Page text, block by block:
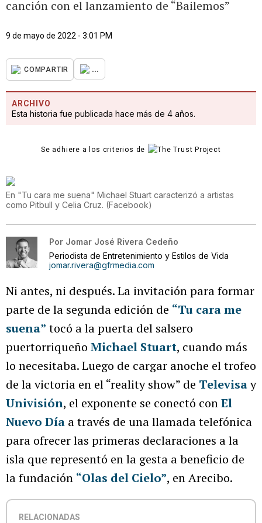
canción con el lanzamiento de “Bailemos”
9 de mayo de 2022 - 3:01 PM
COMPARTIR ...
ARCHIVO
Esta historia fue publicada hace más de 4 años.
Se adhiere a los criterios de
En "Tu cara me suena" Michael Stuart caracterizó a artistas
como Pitbull y Celia Cruz. (Facebook)
Por Jomar José Rivera Cedeño
Periodista de Entretenimiento y Estilos de Vida
jomar.rivera@gfrmedia.com
Ni antes, ni después. La invitación para formar
parte de la segunda edición de “Tu cara me
suena” tocó a la puerta del salsero
puertorriqueño Michael Stuart, cuando más
lo necesitaba. Luego de cargar anoche el trofeo
de la victoria en el “reality show” de Televisay
Univisión, el exponente se conectó conEl
Nuevo Día a través de una llamada telefónica
para ofrecer las primeras declaraciones a la
isla que representó en la gesta a beneficio de
la fundación “Olas del Cielo”, en Arecibo.
RELACIONADAS